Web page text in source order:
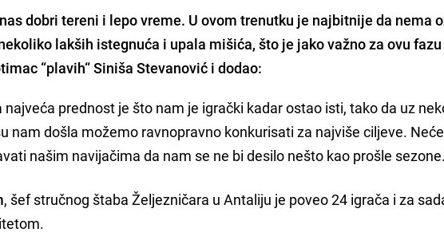
dobri tereni i lepo vreme. U ovom trenutku je najbitnije da nema
lakših istegnuća i upala mišića, što je jako važno za ovu fazu
“plavih“Siniša Stevanović i dodao:
najveća prednost je što nam je igrački kadar ostao isti, tako da uz
nam došla možemo ravnopravno konkurisati za najviše ciljeve.
našim navijačima da nam se ne bi desilo nešto kao prošle
, šef stručnog štaba Željezničara u Antaliju je poveo 24 igrača i za